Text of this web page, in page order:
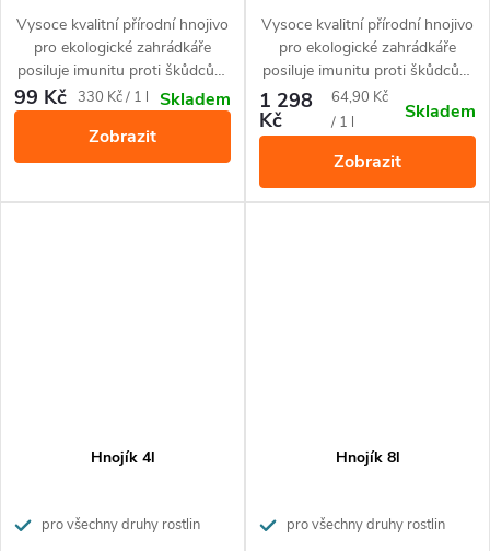
Vysoce kvalitní přírodní hnojivo
pro ekologické zahrádkáře
posiluje imunitu proti škůdcům
a nemocem rostlin.
99 Kč
Měrná
330 Kč / 1 l
Skladem
Zobrazit
Vysoce kvalitní přírodní hnojivo
pro ekologické zahrádkáře
posiluje imunitu proti škůdcům
a nemocem rostlin.
1 298
Kč
Měrná
cena:
64,90 Kč
/ 1 l
Skladem
Zobrazit
Hnojík 4l
pro všechny druhy rostlin
Hnojík 8l
pro všechny druhy rostlin